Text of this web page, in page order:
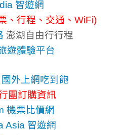
智遊網
、行程、交通、WiFi)
澎湖自由行行程
遊體驗平台
外上網吃到飽
團訂購資訊
機票比價網
Asia 智遊網